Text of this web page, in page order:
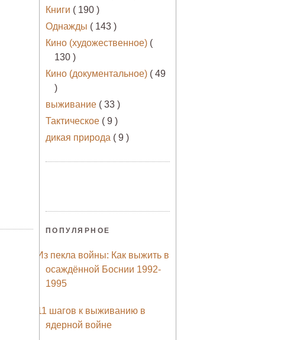
Книги ( 190 )
Однажды ( 143 )
Кино (художественное) (
130 )
Кино (документальное) ( 49
)
выживание ( 33 )
Тактическое ( 9 )
дикая природа ( 9 )
ПОПУЛЯРНОЕ
Из пекла войны: Как выжить в
осаждённой Боснии 1992-
1995
11 шагов к выживанию в
ядерной войне